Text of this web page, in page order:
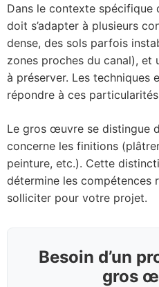
Dans le contexte
doit s’adapter à plusieurs
dense, des sols parfois
zones proches du canal), et
à préserver. Les techniques
répondre à ces
Le gros œuvre se distingue
concerne les finitions
peinture, etc.). Cette
détermine les compétences
solliciter pour votre projet.
Besoin d’un
gros